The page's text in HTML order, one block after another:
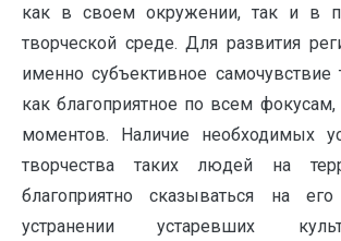
как в своем окружении, так и в
творческой среде. Для развития
именно субъективное
как благоприятное по всем
моментов. Наличие необходимых
творчества таких людей на
благоприятно сказываться на
устранении устаревших